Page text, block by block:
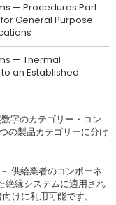
— Procedures Part
General Purpose
— Thermal
an Established
字のカテゴリー・コン
の製品カテゴリーに分け
供給業者のコンポーネ
絶縁システムに適用され
けに利用可能です。